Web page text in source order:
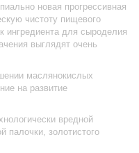
новая прогрессивная
чистоту пищевого
ингредиента для сыроделия
выглядят очень
маслянокислых
на развитие
вредной
золотистого